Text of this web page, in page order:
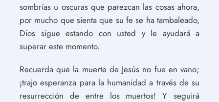
sombrías u oscuras que parezcan las cosas ahora,
por mucho que sienta que su fe se ha tambaleado,
Dios sigue estando con usted y le ayudará a
superar este momento.
Recuerda que la muerte de Jesús no fue en vano;
¡trajo esperanza para la humanidad a través de su
resurrección de entre los muertos! Y seguirá